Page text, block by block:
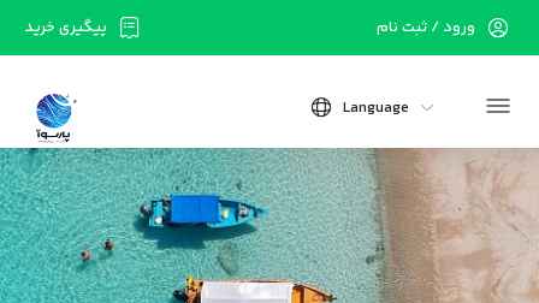
پیگیری خرید ورود / ثبت نام
Language